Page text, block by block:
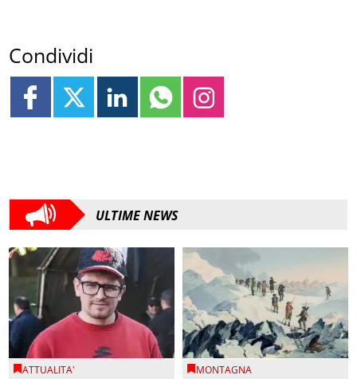
Condividi
ULTIME NEWS
ATTUALITA' MONTAGNA